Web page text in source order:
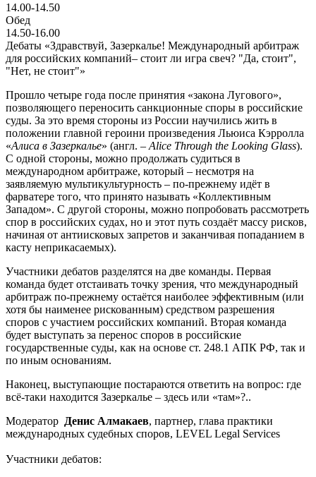
14.00-14.50
Обед
14.50-16.00
Дебаты «Здравствуй, Зазеркалье! Международный арбитраж
для российских компаний– стоит ли игра свеч? "Да, стоит",
"Нет, не стоит"»
Прошло четыре года после принятия «закона Лугового»,
позволяющего переносить санкционные споры в российские
суды. За это время стороны из России научились жить в
положении главной героини произведения Льюиса Кэрролла
«Алиса в Зазеркалье» (англ. – Alice Through the Looking Glass).
С одной стороны, можно продолжать судиться в
международном арбитраже, который – несмотря на
заявляемую мультикультурность – по-прежнему идёт в
фарватере того, что принято называть «Коллективным
Западом». С другой стороны, можно попробовать рассмотреть
спор в российских судах, но и этот путь создаёт массу рисков,
начиная от антиисковых запретов и заканчивая попаданием в
касту неприкасаемых).
Участники дебатов разделятся на две команды. Первая
команда будет отстаивать точку зрения, что международный
арбитраж по-прежнему остаётся наиболее эффективным (или
хотя бы наименее рискованным) средством разрешения
споров с участием российских компаний. Вторая команда
будет выступать за перенос споров в российские
государственные суды, как на основе ст. 248.1 АПК РФ, так и
по иным основаниям.
Наконец, выступающие постараются ответить на вопрос: где
всё-таки находится Зазеркалье – здесь или «там»?..
Модератор Денис Алмакаев, партнер, глава практики
международных судебных споров, LEVEL Legal Services
Участники дебатов: